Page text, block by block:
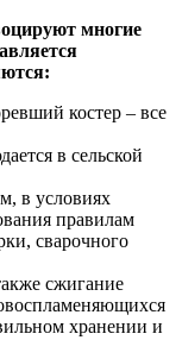
многие
костер – все
в сельской
в условиях
правилам
сварочного
сжигание
хранении и